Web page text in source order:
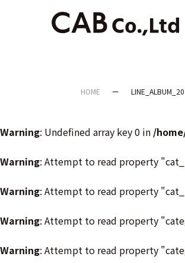
HOME
Warning: Undefined array key 0 in /
Warning: Attempt to read property
Warning: Attempt to read property
Warning: Attempt to read property
Warning: Attempt to read property